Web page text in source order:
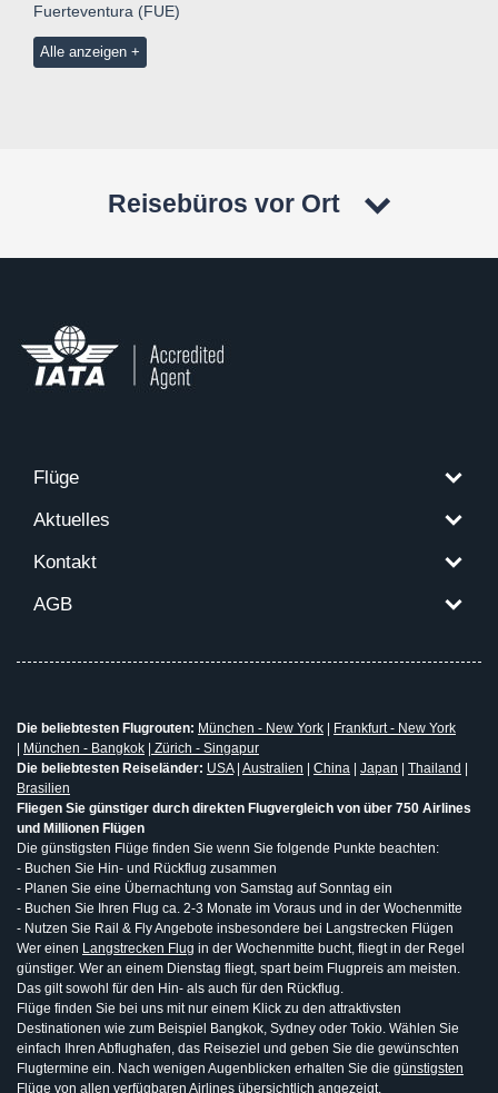
Fuerteventura (FUE)
Alle anzeigen
Reisebüros vor Ort
Flüge
Aktuelles
Kontakt
AGB
Die beliebtesten Flugrouten: München - New York
Frankfurt - New York
München - Bangkok
Zürich - Singapur
Die beliebtesten Reiseländer: USA| Australien China Japan Thailand
Brasilien
Fliegen Sie günstiger durch direkten Flugvergleich von über 750 Airlines
und Millionen Flügen
Die günstigsten Flüge finden Sie wenn Sie folgende Punkte beachten:
- Buchen Sie Hin- und Rückflug zusammen
- Planen Sie eine Übernachtung von Samstag auf Sonntag ein
- Buchen Sie Ihren Flug ca. 2-3 Monate im Voraus und in der Wochenmitte
- Nutzen Sie Rail & Fly Angebote insbesondere bei Langstrecken Flügen
Wer einen Langstrecken Flug in der Wochenmitte bucht, fliegt in der Regel
günstiger. Wer an einem Dienstag fliegt, spart beim Flugpreis am meisten.
Das gilt sowohl für den Hin- als auch für den Rückflug.
Flüge finden Sie bei uns mit nur einem Klick zu den attraktivsten
Destinationen wie zum Beispiel Bangkok, Sydney oder Tokio. Wählen Sie
einfach Ihren Abflughafen, das Reiseziel und geben Sie die gewünschten
Flugtermine ein. Nach wenigen Augenblicken erhalten Sie die günstigsten
Flüge von allen verfügbaren Airlines übersichtlich angezeigt.